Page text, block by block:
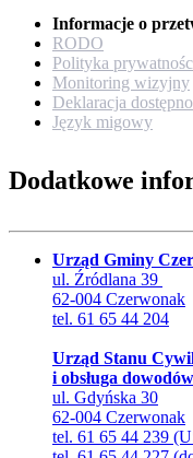
Informacje o
RODO
Polityka
Monitoring wizyjny
Deklaracja
Język migowy
Dodatkowe
Urząd Gminy
ul. Źródlana 39
62-004 Czerwonak
tel. 61 65 44 204
Urząd Stanu
i obsługa
ul. Gdyńska 30
62-004 Czerwonak
tel. 61 65 44 239